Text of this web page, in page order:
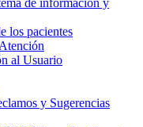
de información y
los pacientes
al Usuario
y Sugerencias